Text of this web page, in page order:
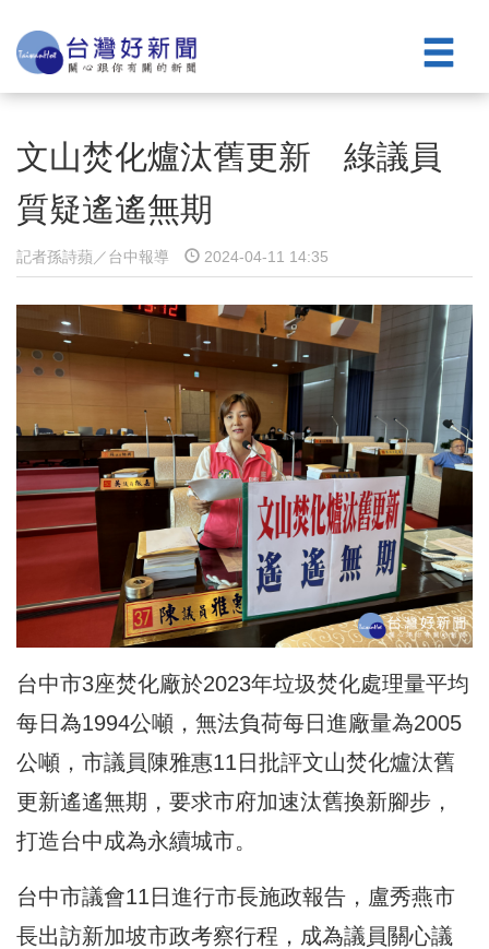
文山焚化爐汰舊更新 綠議員
質疑遙遙無期
記者孫詩蘋／台中報導 2024-04-11 14:35
台中市3座焚化廠於2023年垃圾焚化處理量平均
每日為1994公噸，無法負荷每日進廠量為2005
公噸，市議員陳雅惠11日批評文山焚化爐汰舊
更新遙遙無期，要求市府加速汰舊換新腳步，
打造台中成為永續城市。
台中市議會11日進行市長施政報告，盧秀燕市
長出訪新加坡市政考察行程，成為議員關心議